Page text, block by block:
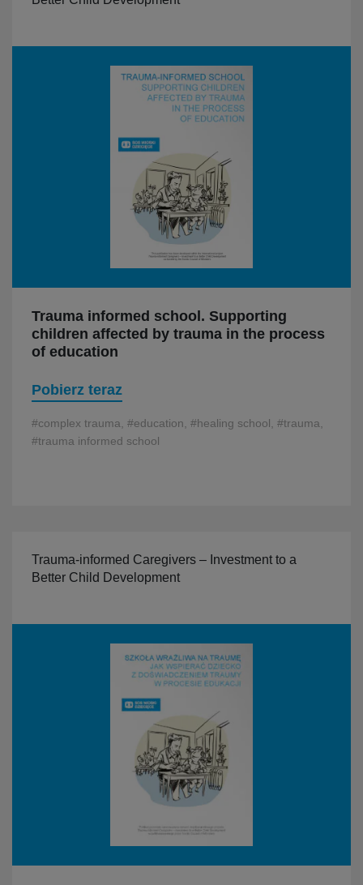
Trauma informed school. Supporting
children affected by trauma in the process
of education
Pobierz teraz
#complex trauma, #education, #healing school, #trauma,
#trauma informed school
Trauma-informed Caregivers – Investment to a
Better Child Development